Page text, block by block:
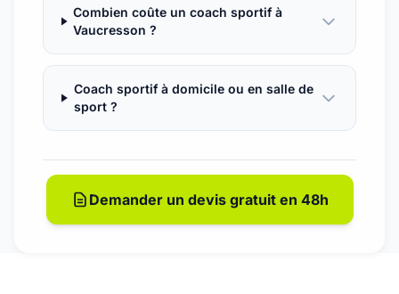
Combien coûte un coach sportif à
Vaucresson ?
Coach sportif à domicile ou en salle de
sport ?
Demander un devis gratuit en 48h